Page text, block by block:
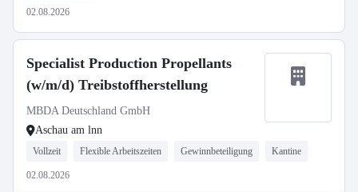
02.08.2026
Specialist Production Propellants
(w/m/d) Treibstoffherstellung
MBDA Deutschland GmbH
Aschau am lnn
Vollzeit Flexible Arbeitszeiten Gewinnbeteiligung Kantine
02.08.2026